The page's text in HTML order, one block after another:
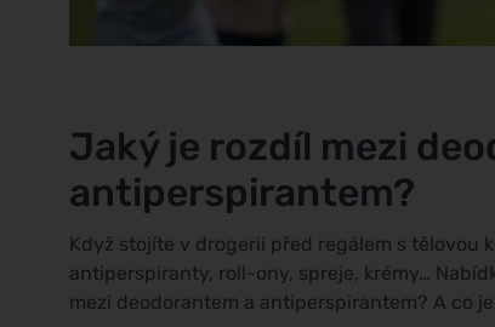
Jaký je rozdíl mezi
antiperspirantem?
Když stojíte v drogerii před regálem s tělovou
antiperspiranty, roll-ony, spreje, krémy…
mezi deodorantem a antiperspirantem? A co